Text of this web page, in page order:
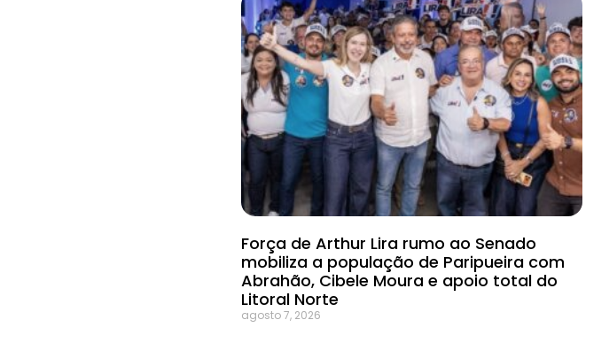
Força de Arthur Lira rumo ao Senado
mobiliza a população de Paripueira com
Abrahão, Cibele Moura e apoio total do
Litoral Norte
agosto 7, 2026